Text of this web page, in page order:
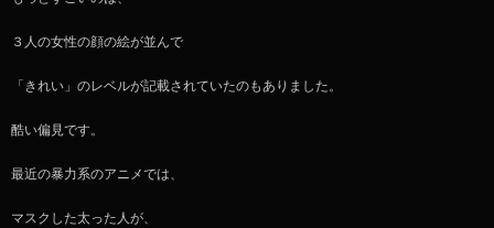
３人の女性の顔の絵が並んで
「きれい」のレベルが記載されていたのもありました。
酷い偏見です。
最近の暴力系のアニメでは、
マスクした太った人が、